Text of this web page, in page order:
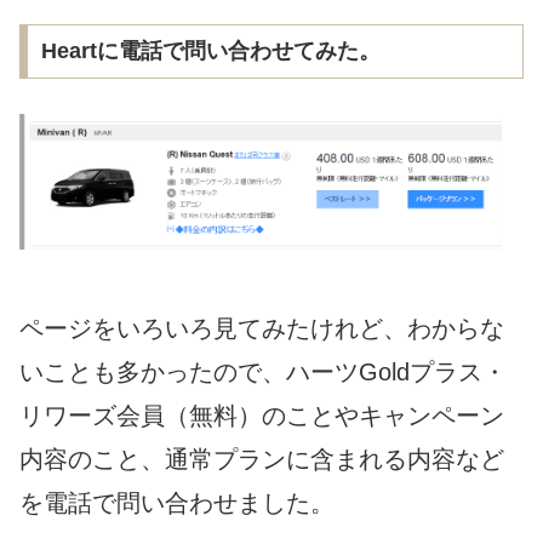
Heartに電話で問い合わせてみた。
ページをいろいろ見てみたけれど、わからな
いことも多かったので、ハーツGoldプラス・
リワーズ会員（無料）のことやキャンペーン
内容のこと、通常プランに含まれる内容など
を電話で問い合わせました。